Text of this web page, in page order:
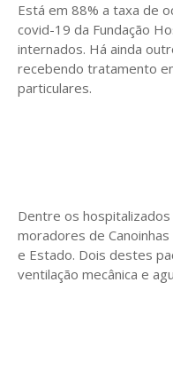
Está em 88% a taxa de
covid-19 da Fundação
internados. Há ainda
recebendo tratamento
particulares.
Dentre os
moradores de
e Estado. Dois destes
ventilação mecânica e